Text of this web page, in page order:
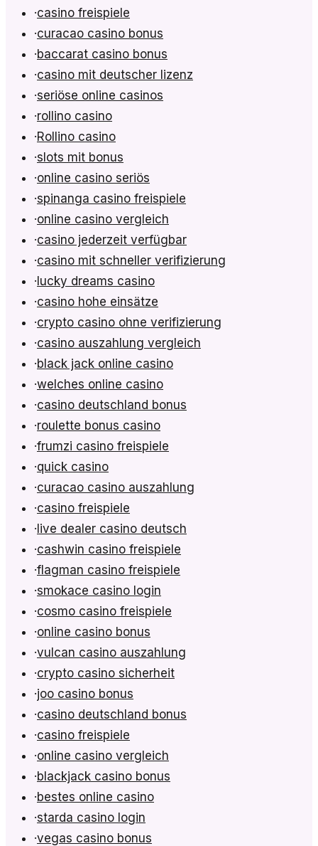
·casino freispiele
·curacao casino bonus
·baccarat casino bonus
·casino mit deutscher lizenz
·seriöse online casinos
·rollino casino
·Rollino casino
·slots mit bonus
·online casino seriös
·spinanga casino freispiele
·online casino vergleich
·casino jederzeit verfügbar
·casino mit schneller verifizierung
·lucky dreams casino
·casino hohe einsätze
·crypto casino ohne verifizierung
·casino auszahlung vergleich
·black jack online casino
·welches online casino
·casino deutschland bonus
·roulette bonus casino
·frumzi casino freispiele
·quick casino
·curacao casino auszahlung
·casino freispiele
·live dealer casino deutsch
·cashwin casino freispiele
·flagman casino freispiele
·smokace casino login
·cosmo casino freispiele
·online casino bonus
·vulcan casino auszahlung
·crypto casino sicherheit
·joo casino bonus
·casino deutschland bonus
·casino freispiele
·online casino vergleich
·blackjack casino bonus
·bestes online casino
·starda casino login
·vegas casino bonus